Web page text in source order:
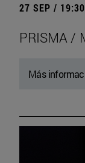
27 SEP /
PRISMA /
Más